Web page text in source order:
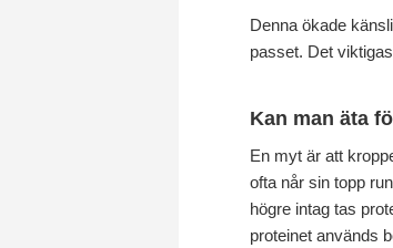
Denna ökade
passet. Det
Kan man äta
En myt är att
ofta når sin topp
högre intag tas
proteinet används